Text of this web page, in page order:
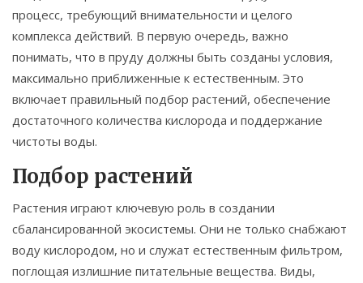
процесс, требующий внимательности и целого
комплекса действий. В первую очередь, важно
понимать, что в пруду должны быть созданы условия,
максимально приближенные к естественным. Это
включает правильный подбор растений, обеспечение
достаточного количества кислорода и поддержание
чистоты воды.
Подбор растений
Растения играют ключевую роль в создании
сбалансированной экосистемы. Они не только снабжают
воду кислородом, но и служат естественным фильтром,
поглощая излишние питательные вещества. Виды,